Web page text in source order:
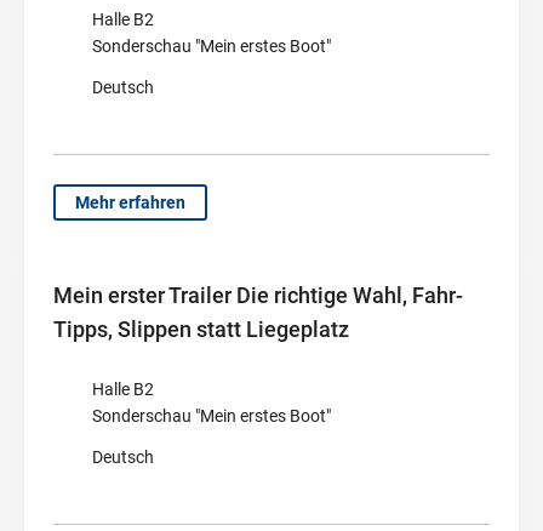
Halle B2
Sonderschau "Mein erstes Boot"
Deutsch
Mehr erfahren
Mein erster Trailer Die richtige Wahl, Fahr-
Tipps, Slippen statt Liegeplatz
Halle B2
Sonderschau "Mein erstes Boot"
Deutsch